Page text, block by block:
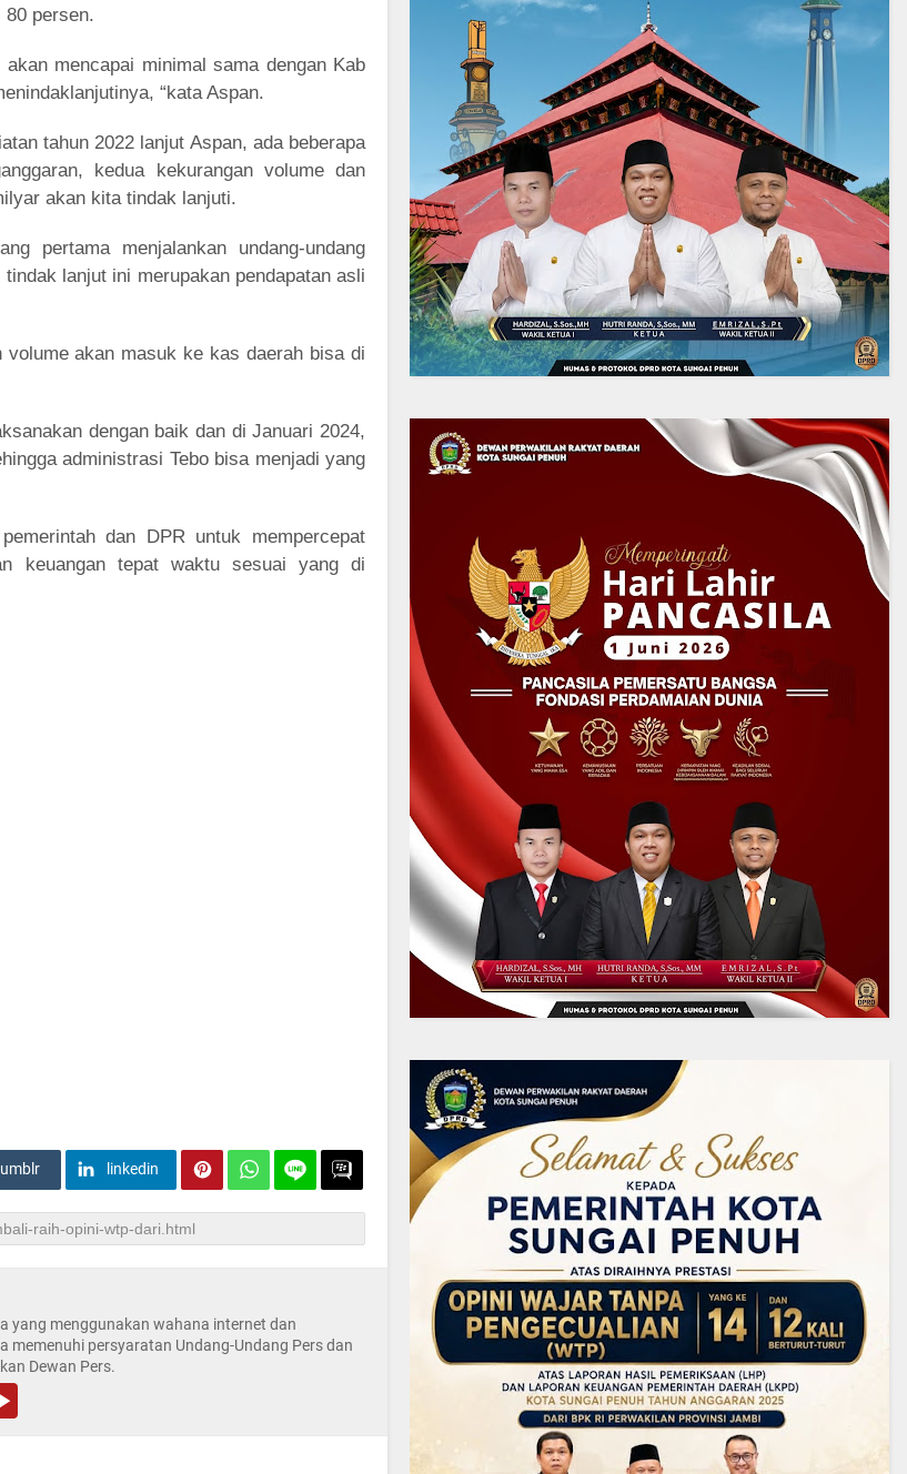
80 persen.
akan mencapai minimal sama dengan Kab
“kata Aspan.
tahun 2022 lanjut Aspan, ada beberapa
kedua kekurangan volume dan
akan kita tindak lanjuti.
pertama menjalankan undang-undang
lanjut ini merupakan pendapatan asli
volume akan masuk ke kas daerah bisa di
dengan baik dan di Januari 2024,
administrasi Tebo bisa menjadi yang
dan DPR untuk mempercepat
keuangan tepat waktu sesuai yang di
linkedin
yang menggunakan wahana internet dan
memenuhi persyaratan Undang-Undang Pers dan
Dewan Pers.